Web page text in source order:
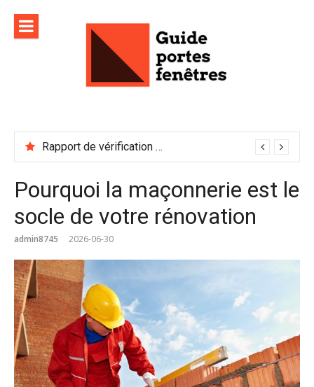
contenu
Rapport de vérification sécurité : à conserver précieusement
Pourquoi la maçonnerie est le
socle de votre rénovation
admin8745 2026-06-30